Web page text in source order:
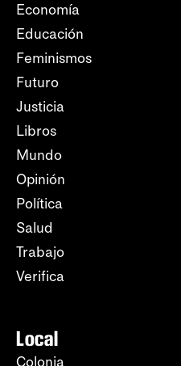
Economía
Educación
Feminismos
Futuro
Justicia
Libros
Mundo
Opinión
Política
Salud
Trabajo
Verifica
Local
Colonia